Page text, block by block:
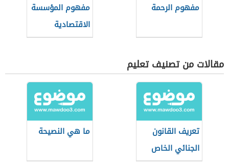
مفهوم الرحمة
مفهوم المؤسسة
الاقتصادية
مقالات من تصنيف تعليم
تعريف القانون
الجنائي الخاص
ما هي النصيحة